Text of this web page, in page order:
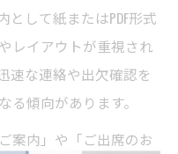
して紙またはPDF形式
レイアウトが重視され
速な連絡や出欠確認を
る傾向があります。
案内」や「ご出席のお